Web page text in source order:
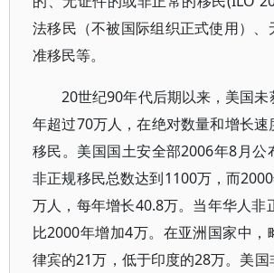
法移民（不被国际组织正式使用）、
准移民等。
20世纪90年代后期以来，美国
年超过70万人，在绝对数量和增长速
移民。美国国土安全部2006年8月公
非正规移民总数达到1100万，而
万人，每年增长40.8万。当年华人非
比2000年增加4万。在亚洲国家中，
律宾的21万，低于印度的28万。美